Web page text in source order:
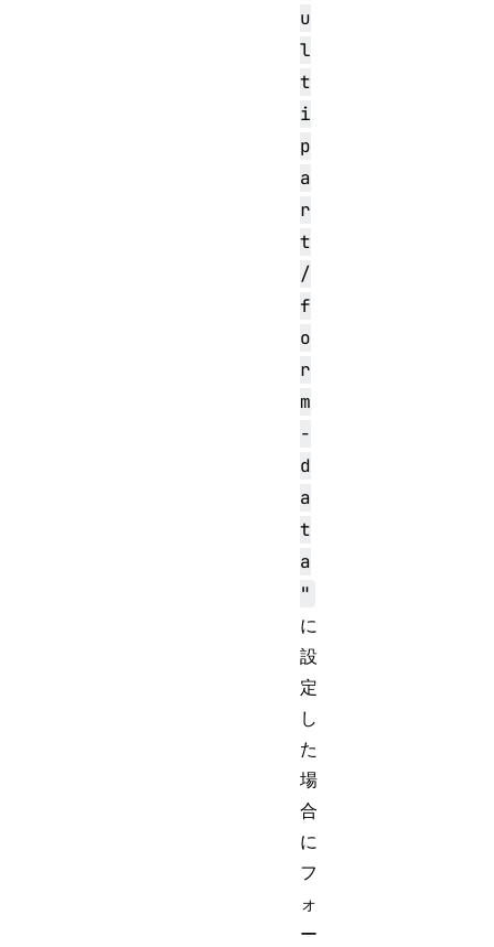
u
l
t
i
p
a
r
t
/
f
o
r
m
-
d
a
t
a
"
に
設
定
し
た
場
合
に
フ
ォ
ー